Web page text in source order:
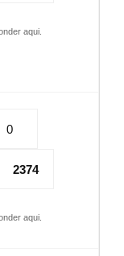
aqui.
0
2374
aqui.